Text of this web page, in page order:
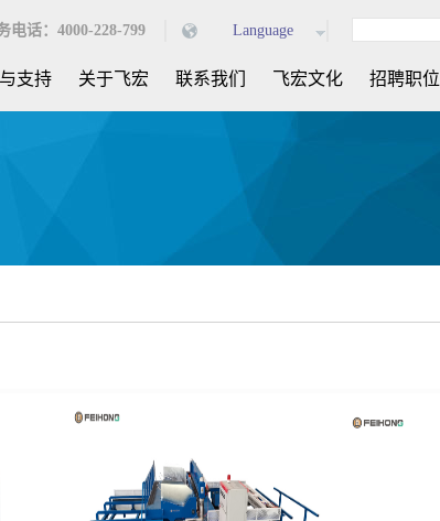
Language
话：4000-228-799
支持 关于飞宏 联系我们 飞宏文化 招聘职位